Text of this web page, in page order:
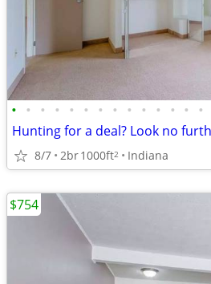
• • • • • • • • • • • • • •
8/7 2br1000ft2 Indiana
$754